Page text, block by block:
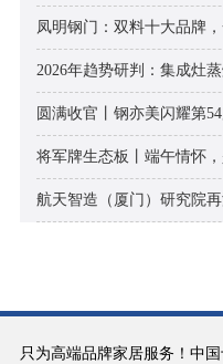
凤明钢门：双料十大品牌
2026年趋势研判：集成灶
圆满收官丨钢亦美闪耀第
将军牌生态板丨端午情怀，
航天智造（厦门）研究院
只为高端品牌家居服务！中